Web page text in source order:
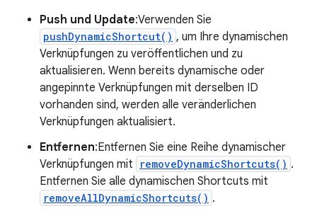
Push und Update:Verwenden Sie
pushDynamicShortcut() , um Ihre dynamischen
Verknüpfungen zu veröffentlichen und zu
aktualisieren. Wenn bereits dynamische oder
angepinnte Verknüpfungen mit derselben ID
vorhanden sind, werden alle veränderlichen
Verknüpfungen aktualisiert.
Entfernen:Entfernen Sie eine Reihe dynamischer
Verknüpfungen mit
removeDynamicShortcuts() .
Entfernen Sie alle dynamischen Shortcuts mit
removeAllDynamicShortcuts() .